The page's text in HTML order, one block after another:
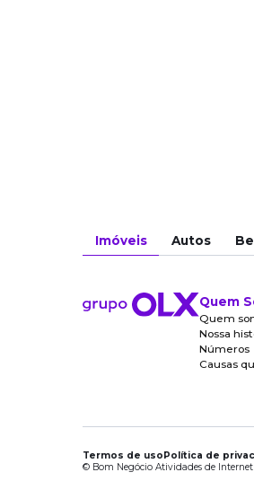
Imóveis Autos
Quem
Quem
Nossa
Números
Causas
Termos de usoPolítica de
© Bom Negócio Atividades de Internet